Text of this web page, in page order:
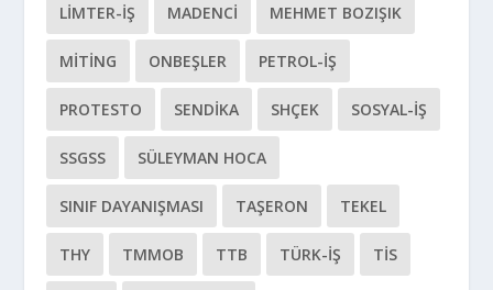
LIMTER-İŞ MADENCI MEHMET BOZIŞIK
MITING ONBEŞLER PETROL-İŞ
PROTESTO SENDIKA SHÇEK SOSYAL-IŞ
SSGSS SÜLEYMAN HOCA
SINIF DAYANIŞMASI TAŞERON TEKEL
THY TMMOB TTB TÜRK-İŞ TİS